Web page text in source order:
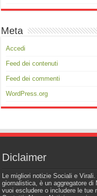
Meta
Accedi
Feed dei contenuti
Feed dei commenti
WordPress.org
Diclaimer
Le migliori notizie Sociali e
giornalistica, è un aggregatore
vuoi escludere o includere le